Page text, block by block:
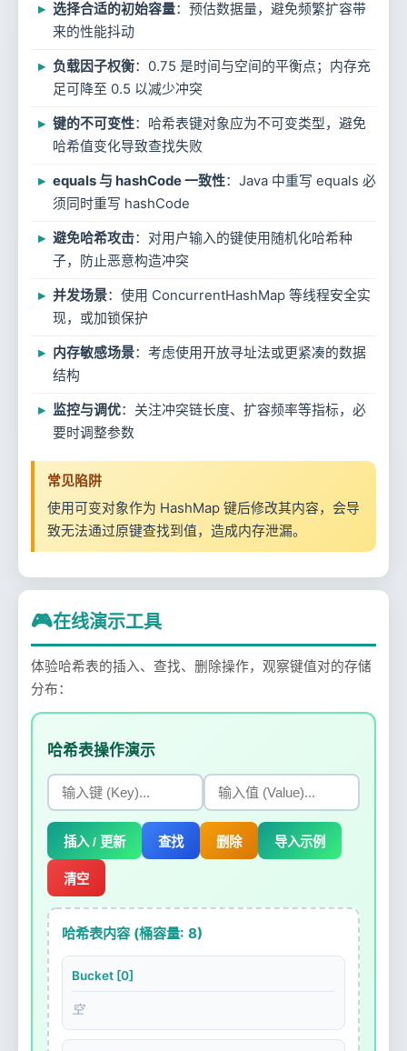
选择合适的初始容量：预估数据量，避免频繁扩容带
来的性能抖动
负载因子权衡：0.75 是时间与空间的平衡点；内存充
足可降至 0.5 以减少冲突
键的不可变性：哈希表键对象应为不可变类型，避免
哈希值变化导致查找失败
equals 与 hashCode 一致性：Java 中重写 equals 必
须同时重写 hashCode
避免哈希攻击：对用户输入的键使用随机化哈希种
子，防止恶意构造冲突
并发场景：使用 ConcurrentHashMap 等线程安全实
现，或加锁保护
内存敏感场景：考虑使用开放寻址法或更紧凑的数据
结构
监控与调优：关注冲突链长度、扩容频率等指标，必
要时调整参数
常见陷阱
使用可变对象作为 HashMap 键后修改其内容，会导
致无法通过原键查找到值，造成内存泄漏。
🎮在线演示工具
体验哈希表的插入、查找、删除操作，观察键值对的存储
分布：
哈希表操作演示
插入 / 更新 查找 删除 导入示例
清空
哈希表内容 (桶容量: 8)
Bucket [0]
空